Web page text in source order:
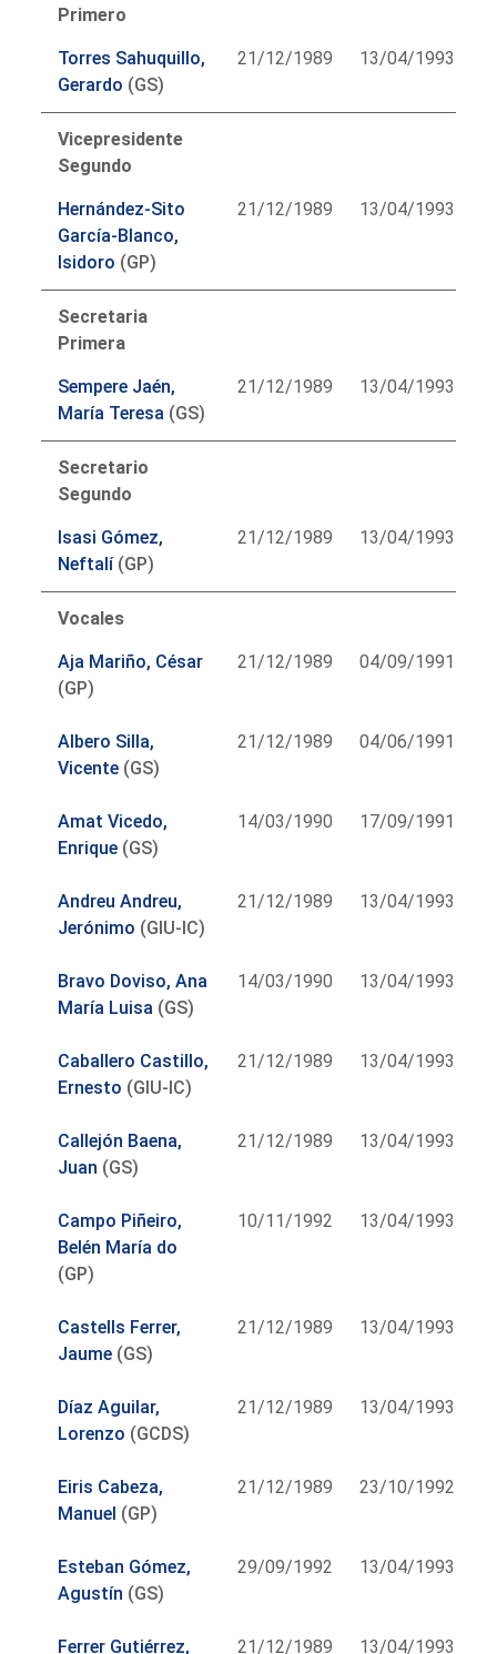
Primero
Torres Sahuquillo,
Gerardo (GS)
21/12/1989 13/04/1993
Vicepresidente
Segundo
Hernández-Sito
García-Blanco,
Isidoro (GP)
21/12/1989 13/04/1993
Secretaria
Primera
Sempere Jaén,
María Teresa (GS)
21/12/1989 13/04/1993
Secretario
Segundo
Isasi Gómez,
Neftalí(GP)
21/12/1989 13/04/1993
Vocales
Aja Mariño, César
(GP)
21/12/1989 04/09/1991
Albero Silla,
Vicente (GS)
21/12/1989 04/06/1991
Amat Vicedo,
Enrique (GS)
14/03/1990 17/09/1991
Andreu Andreu,
Jerónimo (GIU-IC)
21/12/1989 13/04/1993
Bravo Doviso, Ana
María Luisa (GS)
14/03/1990 13/04/1993
Caballero Castillo,
Ernesto (GIU-IC)
21/12/1989 13/04/1993
Callejón Baena,
Juan (GS)
21/12/1989 13/04/1993
Campo Piñeiro,
Belén María do
(GP)
10/11/1992 13/04/1993
Castells Ferrer,
Jaume (GS)
21/12/1989 13/04/1993
Díaz Aguilar,
Lorenzo (GCDS)
21/12/1989 13/04/1993
Eiris Cabeza,
Manuel (GP)
21/12/1989 23/10/1992
Esteban Gómez,
Agustín (GS)
29/09/1992 13/04/1993
Ferrer Gutiérrez, 21/12/1989 13/04/1993